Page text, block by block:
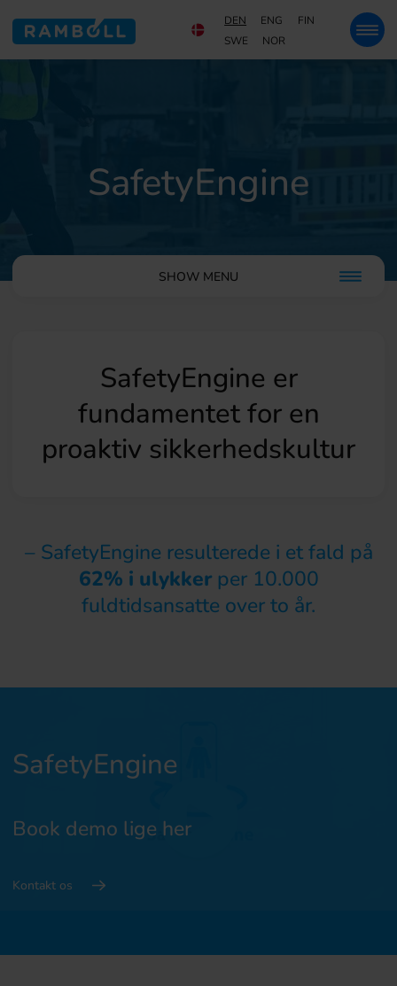
DEN ENG
FIN
SWE
NOR
SafetyEngine
SHOW MENU
SafetyEngine er
fundamentet for en
proaktiv sikkerhedskultur
– SafetyEngine resulterede i et fald på
62% i ulykkerper 10.000
fuldtidsansatte over to år.
SafetyEngine
Book demo lige her
Kontakt os